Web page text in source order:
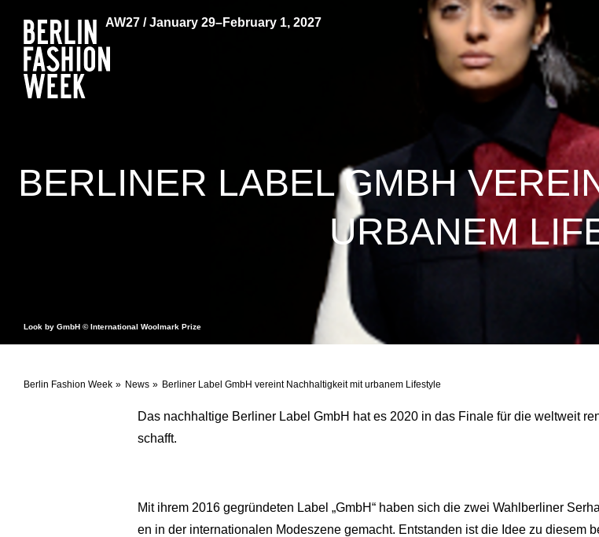
AW27 / January 29–February 1, 2027
Berlin Fashion Week News Berliner Label GmbH vereint Nachhaltigkeit mit urbanem Lifestyle
BERLINER LABEL GMBH
URBANEM
Look by GmbH © International Woolmark Prize
Das nachhaltige Berliner Label GmbH hat es 2020 in das Finale für die weltweit
schafft.
Mit ihrem 2016 gegründeten Label „GmbH“ haben sich die zwei Wahlberliner
en in der internationalen Modeszene gemacht. Entstanden ist die Idee zu diesem